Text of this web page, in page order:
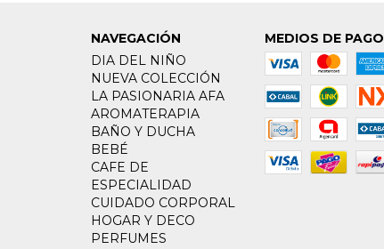
NAVEGACIÓN
DIA DEL NIÑO
NUEVA COLECCIÓN
LA PASIONARIA AFA
AROMATERAPIA
BAÑO Y DUCHA
BEBÉ
CAFE DE
ESPECIALIDAD
CUIDADO CORPORAL
HOGAR Y DECO
PERFUMES
MEDIOS DE PAGO